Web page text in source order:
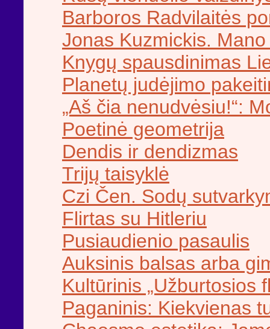
Barboros Radvilaitės
Jonas Kuzmickis.
Knygų spausdinimas
Planetų judėjimo
„Aš čia nenudvėsiu!“:
Poetinė geometrija
Dendis ir dendizmas
Trijų taisyklė
Czi Čen. Sodų
Flirtas su Hitleriu
Pusiaudienio pasaulis
Auksinis balsas arba
Kultūrinis „Užburtosios
Paganinis: Kiekvienas